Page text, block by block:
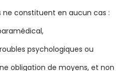
ne constituent en aucun cas :
psychologiques ou
obligation de moyens, et non